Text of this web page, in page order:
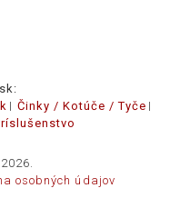
Činky / Kotúče / Tyče
osobných údajov